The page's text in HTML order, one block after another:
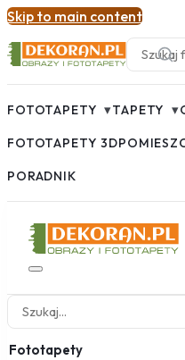
Skip to main content
FOTOTAPETY ▾TAPETY ▾
FOTOTAPETY 3D
PORADNIK
Fototapety